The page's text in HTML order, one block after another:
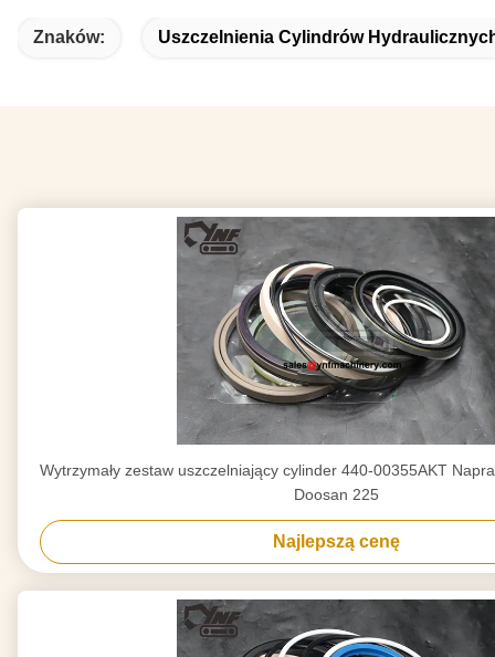
Znaków: Uszczelnienia Cylindrów
Wytrzymały zestaw uszczelniający cylinder 440-00355AKT
Doosan 225
Najlepszą cenę